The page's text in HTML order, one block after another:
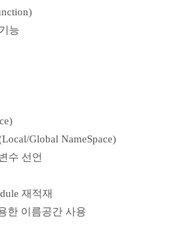
능
Global NameSpace)
수 선언
재적재
한 이름공간 사용